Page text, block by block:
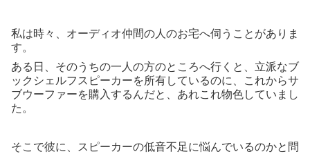
私は時々、オーディオ仲間の人のお宅へ伺うことがありま
す。
ある日、そのうちの一人の方のところへ行くと、立派なブ
ックシェルフスピーカーを所有しているのに、これからサ
ブウーファーを購入するんだと、あれこれ物色していまし
た。
そこで彼に、スピーカーの低音不足に悩んでいるのかと問